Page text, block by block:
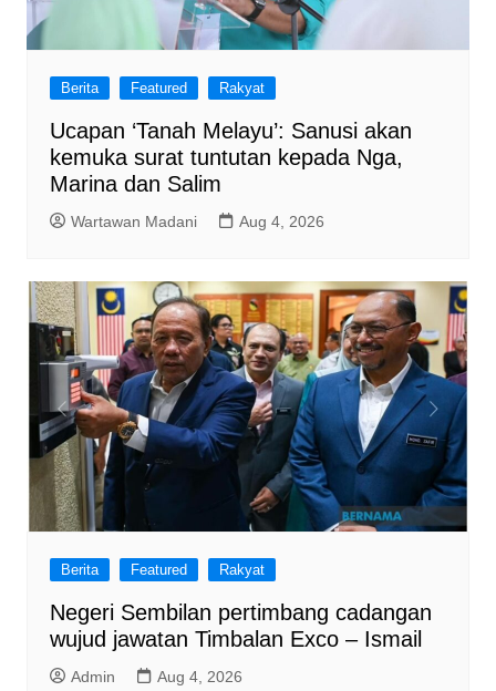
Berita Featured Rakyat
Ucapan ‘Tanah Melayu’: Sanusi akan
kemuka surat tuntutan kepada Nga,
Marina dan Salim
Wartawan Madani Aug 4, 2026
Berita Featured Rakyat
Negeri Sembilan pertimbang cadangan
wujud jawatan Timbalan Exco – Ismail
Admin Aug 4, 2026